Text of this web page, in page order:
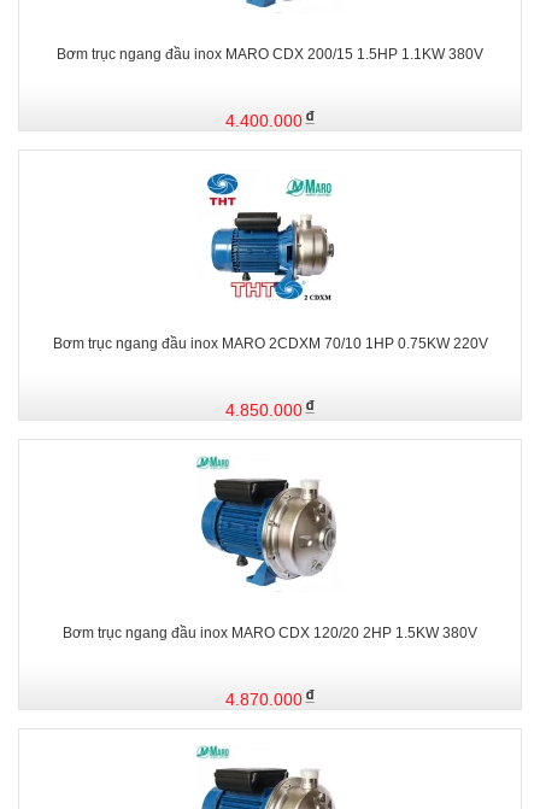
Bơm trục ngang đầu inox MARO CDX 200/15 1.5HP 1.1KW 380V
4.400.000
Bơm trục ngang đầu inox MARO 2CDXM 70/10 1HP 0.75KW 220V
4.850.000
Bơm trục ngang đầu inox MARO CDX 120/20 2HP 1.5KW 380V
4.870.000